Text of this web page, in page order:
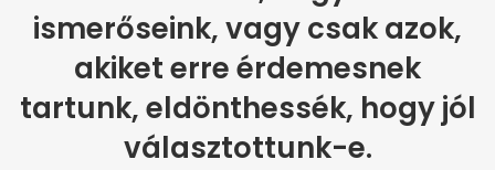
ismerőseink, vagy csak azok,
akiket erre érdemesnek
tartunk, eldönthessék, hogy jól
választottunk-e.